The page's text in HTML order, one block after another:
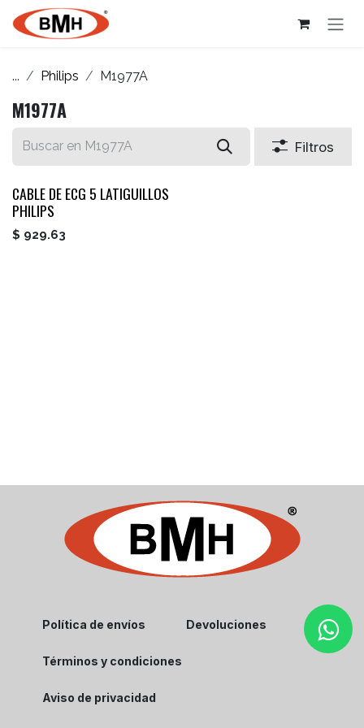
Ir al contenido
... Philips M1977A
M1977A
Filtros
CABLE DE ECG 5 LATIGUILLOS
PHILIPS
$ 929.63
Política de envíos Devoluciones
Términos y condiciones
Aviso de privacidad